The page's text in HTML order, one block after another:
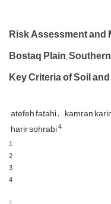
Risk Assessment and
Bostaq Plain,
Key Criteria of Soil
atefeh fatahi kamran
harir sohrabi4
1
2
3
4